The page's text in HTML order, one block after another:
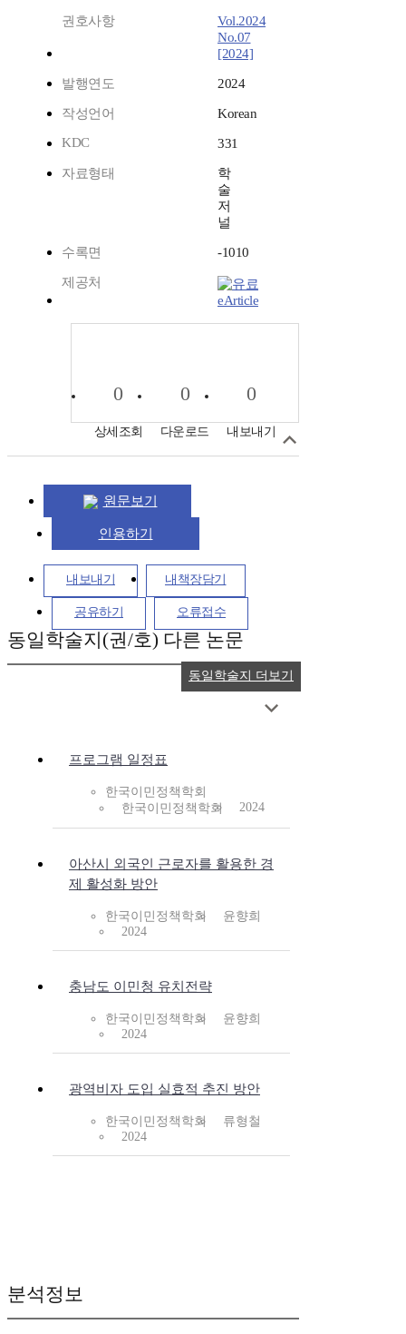
권호사항
Vol.2024
No.07
[2024]
발행연도 2024
작성언어
Korean
KDC
331
자료형태
학
술
저
널
수록면 -1010
제공처
eArticle
0
상세조회
0
다운로드
0
내보내기
원문보기
인용하기
내보내기 내책장담기
공유하기 오류접수
동일학술지(권/호) 다른 논문
프로그램 일정표
한국이민정책학회
한국이민정책학회
2024
아산시 외국인 근로자를 활용한 경
제 활성화 방안
한국이민정책학회
윤향희
2024
충남도 이민청 유치전략
한국이민정책학회
윤향희
2024
광역비자 도입 실효적 추진 방안
한국이민정책학회
류형철
2024
동일학술지 더보기
분석정보